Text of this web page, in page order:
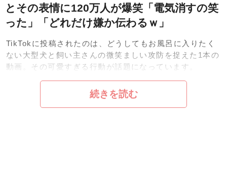
とその表情に120万人が爆笑「電気消すの笑
った」「どれだけ嫌か伝わるｗ」
TikTokに投稿されたのは、どうしてもお風呂に入りたく
ない大型犬と飼い主さんの微笑ましい攻防を捉えた1本の
動画。その可愛すぎる行動が話題になっています。
続きを読む